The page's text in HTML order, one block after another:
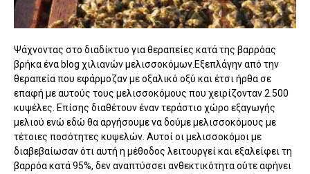
Ψάχνοντας στο διαδίκτυο για θεραπείες κατά της βαρρόας
βρήκα ένα blog χιλιανών μελισσοκόμων.Εξεπλάγην από την
θεραπεία που εφάρμοζαν με οξαλικό οξύ και έτσι ήρθα σε
επαφή με αυτούς τους μελισσοκόμους που χειρίζονταν 2.500
κυψέλες. Επίσης διαθέτουν έναν τεράστιο χώρο εξαγωγής
μελιού ενώ εδώ θα αργήσουμε να δούμε μελισσοκόμους με
τέτοιες ποσότητες κυψελών. Αυτοί οι μελισσοκόμοι με
διαβεβαίωσαν ότι αυτή η μέθοδος λειτουργεί και εξαλείφει τη
βαρρόα κατά 95%, δεν αναπτύσσει ανθεκτικότητα ούτε αφήνει